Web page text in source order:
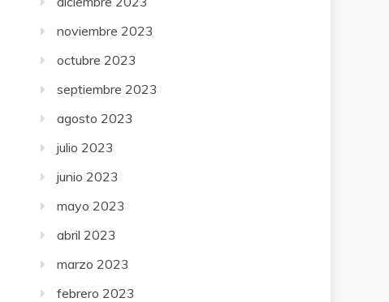
noviembre 2023
octubre 2023
septiembre 2023
agosto 2023
julio 2023
junio 2023
mayo 2023
abril 2023
marzo 2023
febrero 2023